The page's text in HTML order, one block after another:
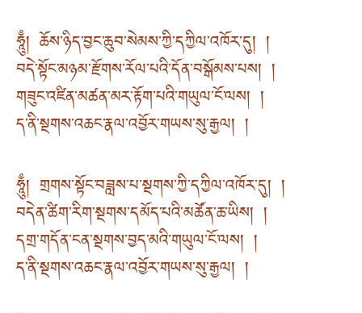
ཧཱུྃ། ཆོས་ཉིད་བྱང་ཆུབ་སེམས་ཀྱི་དཀྱིལ་འཁོར་དུ། །
བདེ་སྟོང་མཉམ་རྫོགས་རོལ་པའི་དོན་བསྒོམས་པས། །
གཟུང་འཛིན་མཚན་མར་རྟོག་པའི་གཡུལ་ངོ་ལས། །
ད་ནི་སྔགས་འཆང་རྣལ་འབྱོར་གཡས་སུ་རྒྱལ། །
ཧཱུྃ། གྲགས་སྟོང་བཟླས་པ་སྔགས་ཀྱི་དཀྱིལ་འཁོར་དུ། །
བདེན་ཚིག་རིག་སྔགས་དམོད་པའི་མཚོན་ཆ་ཡིས། །
དགྲ་གདོན་ངན་སྔགས་བྱད་མའི་གཡུལ་ངོ་ལས། །
ད་ནི་སྔགས་འཆང་རྣལ་འབྱོར་གཡས་སུ་རྒྱལ། །